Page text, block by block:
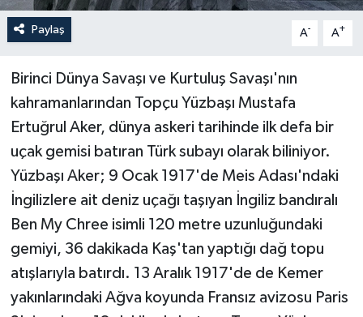
Paylaş A- A+
Birinci Dünya Savaşı ve Kurtuluş Savaşı'nın
kahramanlarından Topçu Yüzbaşı Mustafa
Ertuğrul Aker, dünya askeri tarihinde ilk defa bir
uçak gemisi batıran Türk subayı olarak biliniyor.
Yüzbaşı Aker; 9 Ocak 1917'de Meis Adası'ndaki
İngilizlere ait deniz uçağı taşıyan İngiliz bandıralı
Ben My Chree isimli 120 metre uzunluğundaki
gemiyi, 36 dakikada Kaş'tan yaptığı dağ topu
atışlarıyla batırdı. 13 Aralık 1917'de de Kemer
yakınlarındaki Ağva koyunda Fransız avizosu Paris
Sağlık
Siyaset
Spor
Teknoloji
Televizyon
Turizm